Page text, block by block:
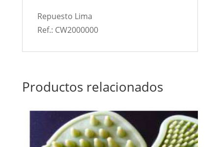
Repuesto Lima
Ref.: CW2000000
Productos relacionados